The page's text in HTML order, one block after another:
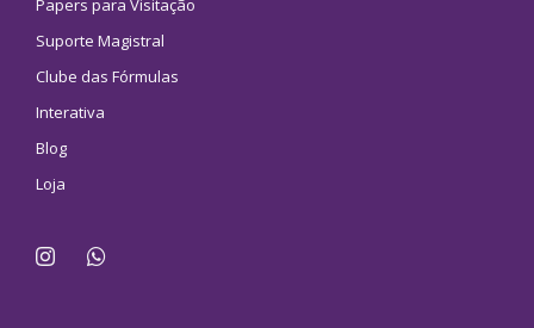
Papers para Visitação
Suporte Magistral
Clube das Fórmulas
Interativa
Blog
Loja